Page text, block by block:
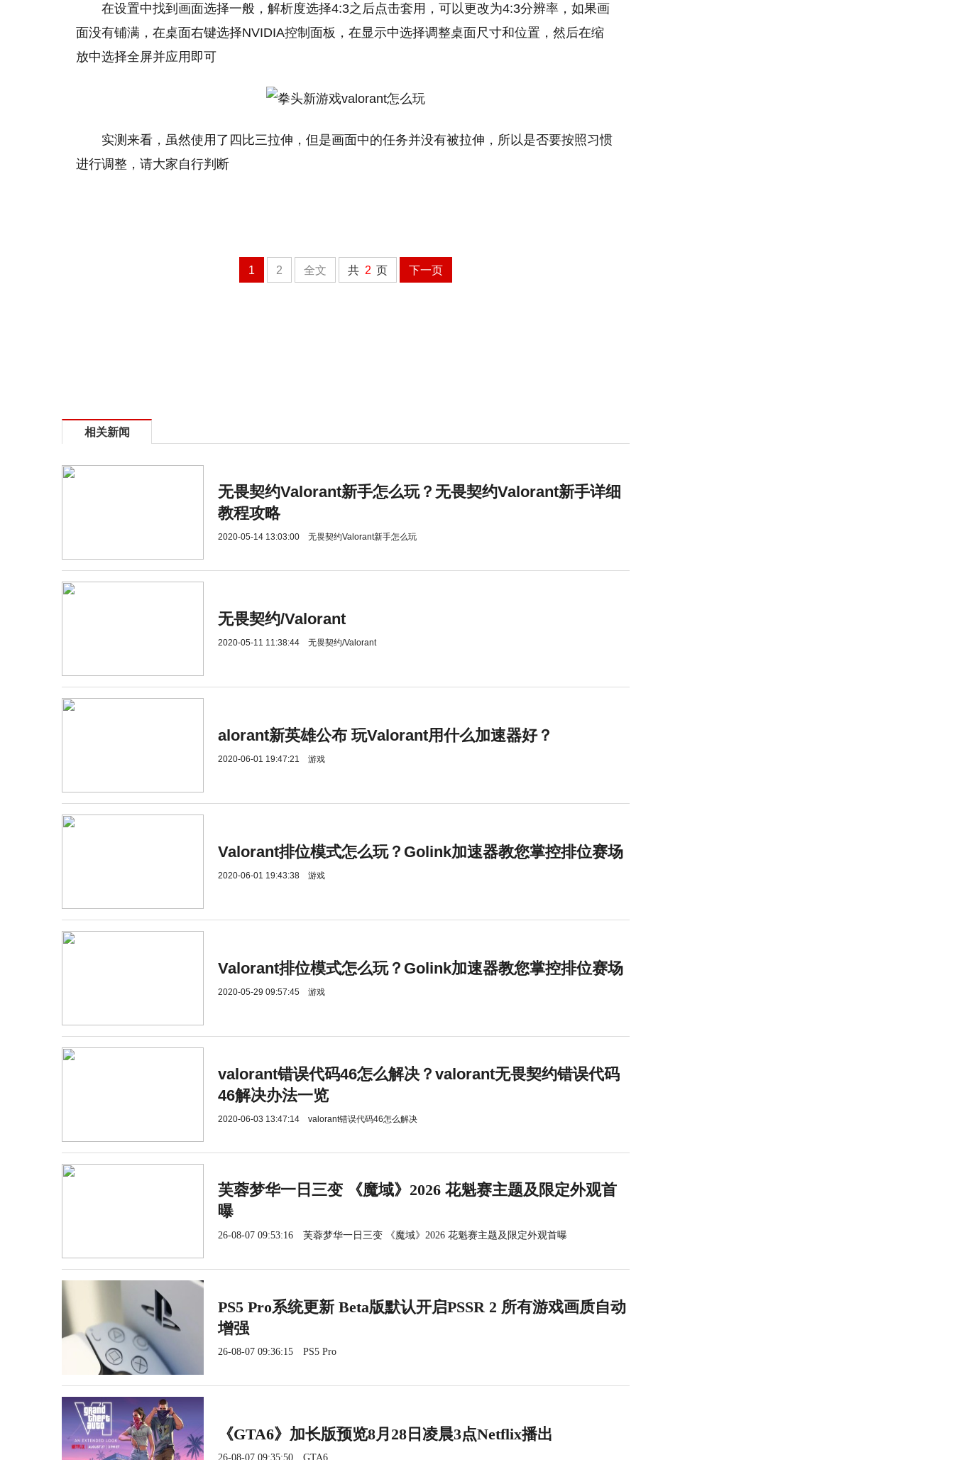
在设置中找到画面选择一般，解析度选择4:3之后点击套用，可以更改为4:3分辨率，如果画
面没有铺满，在桌面右键选择NVIDIA控制面板，在显示中选择调整桌面尺寸和位置，然后在缩
放中选择全屏并应用即可
实测来看，虽然使用了四比三拉伸，但是画面中的任务并没有被拉伸，所以是否要按照习惯
进行调整，请大家自行判断
1 2 全文 共 2 页 下一页
相关新闻
无畏契约Valorant新手怎么玩？无畏契约Valorant新手详细
教程攻略
2020-05-14 13:03:00 无畏契约Valorant新手怎么玩
无畏契约/Valorant
2020-05-11 11:38:44 无畏契约/Valorant
alorant新英雄公布 玩Valorant用什么加速器好？
2020-06-01 19:47:21 游戏
Valorant排位模式怎么玩？Golink加速器教您掌控排位赛场
2020-06-01 19:43:38 游戏
Valorant排位模式怎么玩？Golink加速器教您掌控排位赛场
2020-05-29 09:57:45 游戏
valorant错误代码46怎么解决？valorant无畏契约错误代码
46解决办法一览
2020-06-03 13:47:14 valorant错误代码46怎么解决
芙蓉梦华一日三变 《魔域》2026 花魁赛主题及限定外观首
曝
26-08-07 09:53:16 芙蓉梦华一日三变 《魔域》2026 花魁赛主题及限定外观首曝
PS5 Pro系统更新 Beta版默认开启PSSR 2 所有游戏画质自动
增强
26-08-07 09:36:15 PS5 Pro
《GTA6》加长版预览8月28日凌晨3点Netflix播出
26-08-07 09:35:50 GTA6